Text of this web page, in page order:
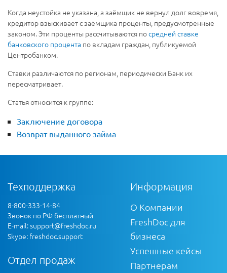
Когда неустойка не указана, а заёмщик не вернул долг вовремя,
кредитор взыскивает с заёмщика проценты, предусмотренные
законом. Эти проценты рассчитываются посредней ставке
банковского процента по вкладам граждан, публикуемой
Центробанком.
Ставки различаются по регионам, периодически Банк их
пересматривает.
Статья относится к группе:
Заключение договора
Возврат выданного займа
Техподдержка
8-800-333-14-84
Звонок по РФ бесплатный
E-mail:support@freshdoc.ru
Skype: freshdoc.support
Отдел продаж
Информация
О Компании
FreshDoc для
бизнеса
Успешные кейсы
Партнерам